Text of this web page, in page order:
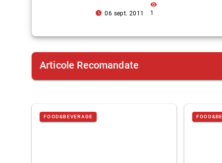
access_time_filled 06 sept. 2011
visibility
1
Articole Recomandate
FOOD&BEVERAGE